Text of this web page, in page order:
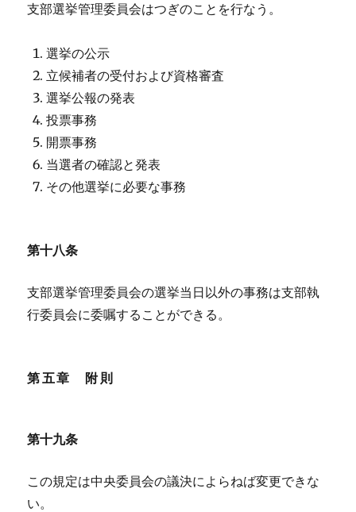
支部選挙管理委員会はつぎのことを行なう。
選挙の公示
立候補者の受付および資格審査
選挙公報の発表
投票事務
開票事務
当選者の確認と発表
その他選挙に必要な事務
第十八条
支部選挙管理委員会の選挙当日以外の事務は支部執
行委員会に委嘱することができる。
第五章 附則
第十九条
この規定は中央委員会の議決によらねば変更できな
い。